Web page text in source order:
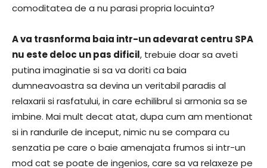
comoditatea de a nu parasi propria locuinta?
A va trasnforma baia intr-un adevarat centru SPA
nu este deloc un pas dificil, trebuie doar sa aveti
putina imaginatie si sa va doriti ca baia
dumneavoastra sa devina un veritabil paradis al
relaxarii si rasfatului, in care echilibrul si armonia sa se
imbine. Mai mult decat atat, dupa cum am mentionat
si in randurile de inceput, nimic nu se compara cu
senzatia pe care o baie amenajata frumos si intr-un
mod cat se poate de ingenios, care sa va relaxeze pe